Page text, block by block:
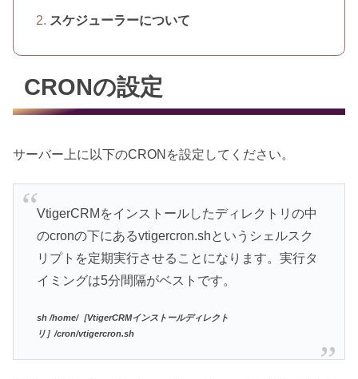
スケジューラーについて
CRONの設定
サーバー上に以下のCRONを設定してください。
VtigerCRMをインストールしたディレクトリの中
のcronの下にあるvtigercron.shというシェルスク
リプトを定期実行させることになります。実行タ
イミングは5分間隔がベストです。
sh /home/［VtigerCRMインストールディレクト
リ］/cron/vtigercron.sh